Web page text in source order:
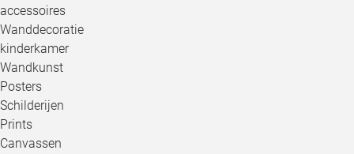
accessoires
Wanddecoratie
kinderkamer
Wandkunst
Posters
Schilderijen
Prints
Canvassen